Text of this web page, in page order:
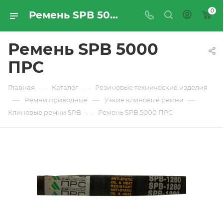
Ремень SPB 5000 ПРС - купить по цене производителя с доставкой по Москве и России | ПРОМРЕСУРССЕРВИС 0
Ремень SPB 5000
ПРС
Главная — Каталог — Резиновые технические изделия
— Ремни приводные — Узкие клиновые ремни —
Клиновые ремни SPB — Ремень SPB 5000 ПРС